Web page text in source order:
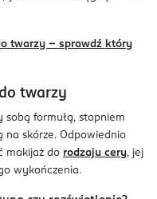
twarzy – sprawdź który
twarzy
sobą formułą, stopniem
na skórze. Odpowiednio
makijaż do rodzaju cery, jej
wykończenia.